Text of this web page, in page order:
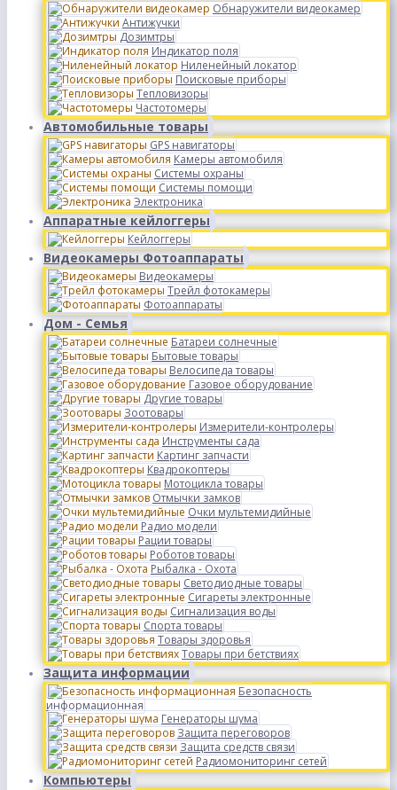
Обнаружители видеокамер
Антижучки
Дозимтры
Индикатор поля
Ниленейный локатор
Поисковые приборы
Тепловизоры
Частотомеры
Автомобильные товары
GPS навигаторы
Камеры автомобиля
Системы охраны
Системы помощи
Электроника
Аппаратные кейлоггеры
Кейлоггеры
Видеокамеры Фотоаппараты
Видеокамеры
Трейл фотокамеры
Фотоаппараты
Дом - Семья
Батареи солнечные
Бытовые товары
Велосипеда товары
Газовое оборудование
Другие товары
Зоотовары
Измерители-контролеры
Инструменты сада
Картинг запчасти
Квадрокоптеры
Мотоцикла товары
Отмычки замков
Очки мультемидийные
Радио модели
Рации товары
Роботов товары
Рыбалка - Охота
Светодиодные товары
Сигареты электронные
Сигнализация воды
Спорта товары
Товары здоровья
Товары при бетствиях
Защита информации
Безопасность
информационная
Генераторы шума
Защита переговоров
Защита средств связи
Радиомониторинг сетей
Компьютеры